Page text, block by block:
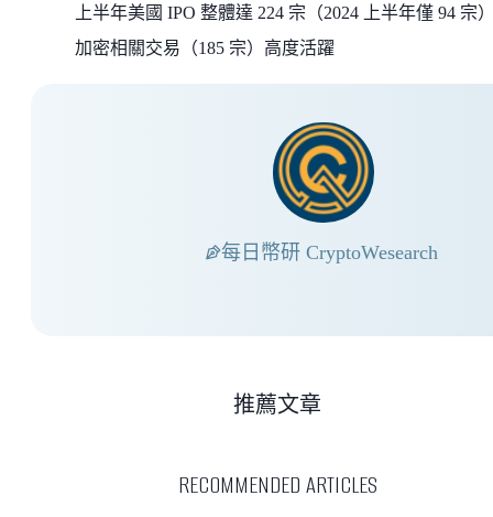
上半年美國 IPO 整體達 224 宗（2024 上半年僅 94 宗
加密相關交易（185 宗）高度活躍
每日幣研 CryptoWesearch
RECOMMENDED ARTICLES
推薦文章